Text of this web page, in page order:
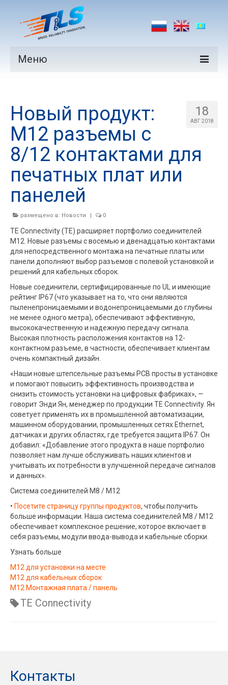
Меню
Производители
Рынки
Новости
Контакты
18
АВГ 2018
Новый продукт:
M12 разъемы с
8/12 контактами для
печатных плат или
панелей
размещено в: Новости | 0
TE Connectivity (TE) расширяет портфолио соединителей
M12. Новые разъемы с восемью и двенадцатью контактами
для непосредственного монтажа на печатные платы или
панели дополняют выбор разъемов с полевой установкой и
решений для кабельных сборок.
Новые соединители, сертифицированные по UL и имеющие
рейтинг IP67 (что указывает на то, что они являются
пыленепроницаемыми и водонепроницаемыми до глубины
не менее одного метра), обеспечивают эффективную,
высококачественную и надежную передачу сигнала.
Высокая плотность расположения контактов на 12-
контактном разъеме, в частности, обеспечивает клиентам
очень компактный дизайн.
«Наши новые штепсельные разъемы PCB просты в установке
и помогают повысить эффективность производства и
снизить стоимость установки на цифровых фабриках», —
говорит Энди Ян, менеджер по продукции TE Connectivity. Ян
советует применять их в промышленной автоматизации,
машинном оборудовании, промышленных сетях Ethernet,
датчиках и других областях, где требуется защита IP67. Он
добавил: «Добавление этого продукта в наше портфолио
позволяет нам лучше обслуживать наших клиентов и
учитывать их потребности в улучшенной передаче сигналов
и данных».
Система соединителей M8 / M12
• Посетите страницу группы продуктов, чтобы получить
больше информации. Наша система соединителей M8 / M12
обеспечивает комплексное решение, которое включает в
себя разъемы, модули ввода-вывода и кабельные сборки.
Узнать больше
M12 для установки на месте
M12 для кабельных сборок
M12 Монтажная плата / панель
TE Connectivity
Контакты